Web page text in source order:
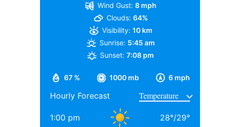
67 % 1000 mb 6 mph
Wind Gust: 8 mph
Clouds: 64%
Visibility: 10 km
Sunrise: 5:45 am
Sunset: 7:08 pm
Hourly Forecast
1:00 pm 28°/29°